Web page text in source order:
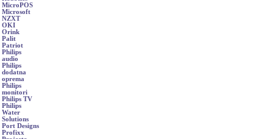
MicroPOS
Microsoft
NZXT
OKI
Orink
Palit
Patriot
Philips
audio
Philips
dodatna
oprema
Philips
monitori
Philips TV
Philips
Water
Solutions
Port Designs
Profixx